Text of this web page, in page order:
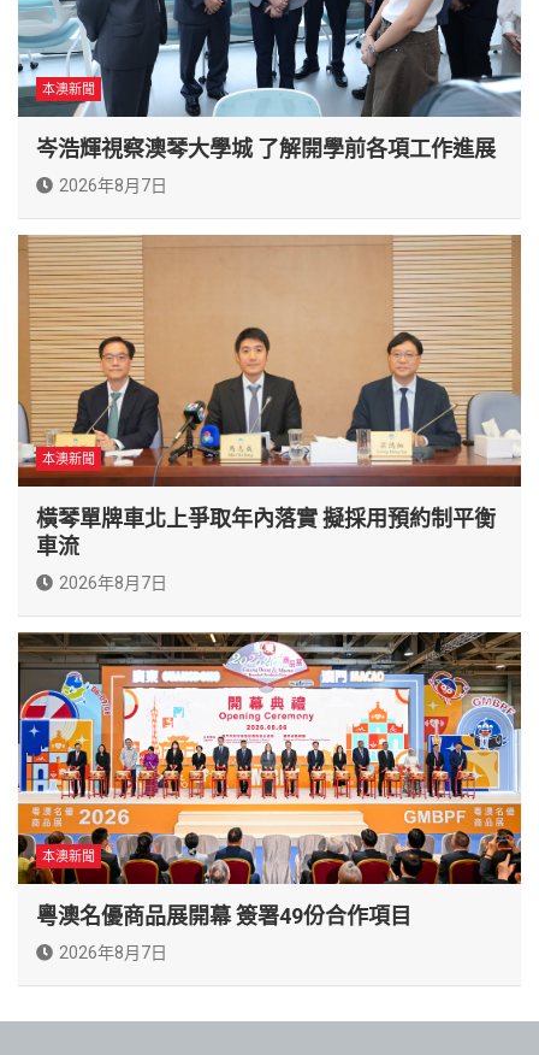
本澳新聞
岑浩輝視察澳琴大學城 了解開學前各項工作進展
2026年8月7日
本澳新聞
橫琴單牌車北上爭取年內落實 擬採用預約制平衡
車流
2026年8月7日
本澳新聞
粵澳名優商品展開幕 簽署49份合作項目
2026年8月7日